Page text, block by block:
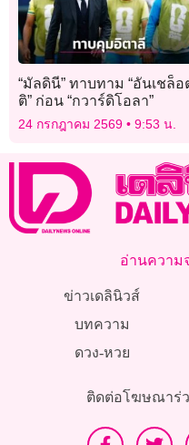
“มัลดินี” ทาบทาม “อันเชล็อ
ติ” ก่อน “กวาร์ดิโอลา”
24 กรกฎาคม 2569 9:53 น.
อ่านความ
ข่าวเดลินิวส์
บทความ
ดวง-หวย
ติดต่อโฆษณาร่